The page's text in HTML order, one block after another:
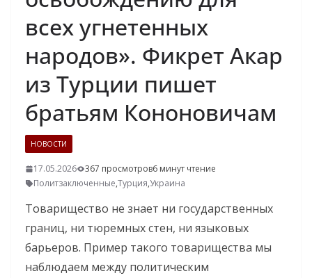
всех угнетенных
народов». Фикрет Акар
из Турции пишет
братьям Кононовичам
НОВОСТИ
17.05.2026 367 просмотров6 минут чтение
Политзаключенные,Турция,Украина
Товарищество не знает ни государственных
границ, ни тюремных стен, ни языковых
барьеров. Пример такого товарищества мы
наблюдаем между политическим